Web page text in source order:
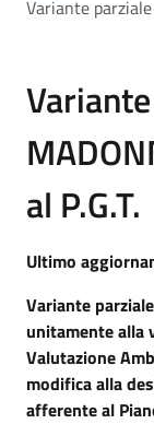
Variante
al P.G.T.
Ultimo
Variante
unitamente alla
Valutazione
modifica alla
afferente al